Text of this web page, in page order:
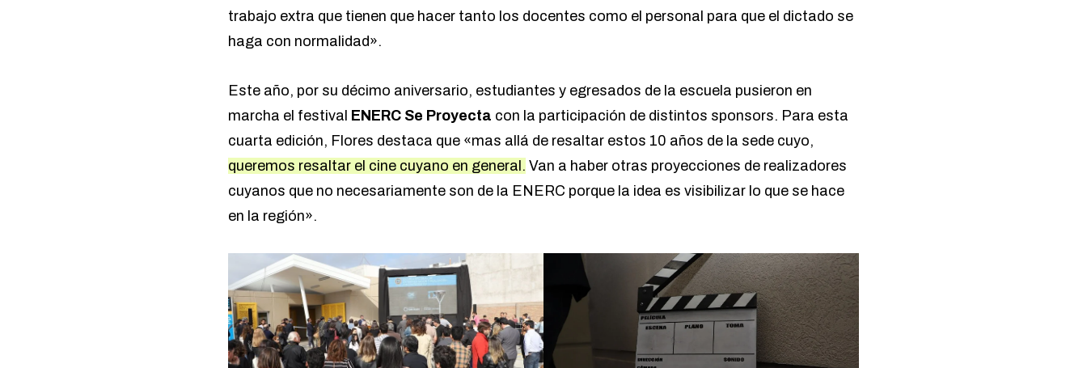
trabajo extra que tienen que hacer tanto los docentes como el personal para que el dictado se
haga con normalidad».
Este año, por su décimo aniversario, estudiantes y egresados de la escuela pusieron en
marcha el festival ENERC Se Proyecta con la participación de distintos sponsors. Para esta
cuarta edición, Flores destaca que «mas allá de resaltar estos 10 años de la sede cuyo,
queremos resaltar el cine cuyano en general. Van a haber otras proyecciones de realizadores
cuyanos que no necesariamente son de la ENERC porque la idea es visibilizar lo que se hace
en la región».